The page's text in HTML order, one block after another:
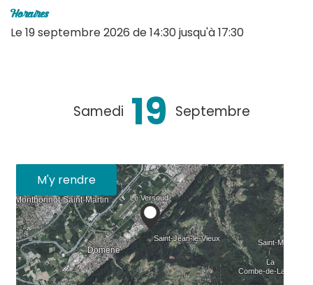
Horaires
Le19 septembre 2026 de 14:30 jusqu'à 17:30
Samedi 19 Septembre
M'y rendre